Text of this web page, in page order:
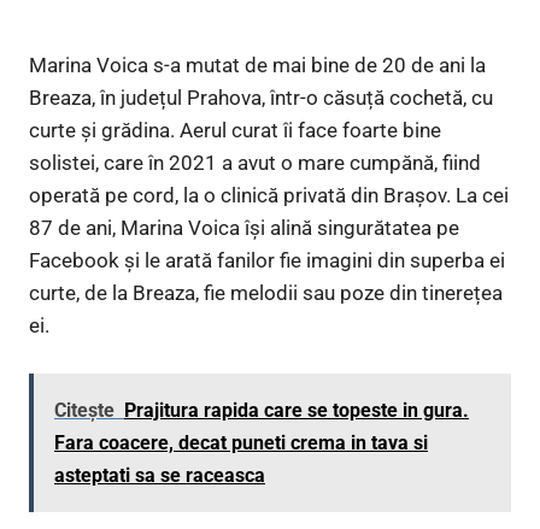
Marina Voica s-a mutat de mai bine de 20 de ani la
Breaza, în județul Prahova, într-o căsuță cochetă, cu
curte și grădina. Aerul curat îi face foarte bine
solistei, care în 2021 a avut o mare cumpănă, fiind
operată pe cord, la o clinică privată din Braşov. La cei
87 de ani, Marina Voica își alină singurătatea pe
Facebook și le arată fanilor fie imagini din superba ei
curte, de la Breaza, fie melodii sau poze din tinerețea
ei.
Citește Prajitura rapida care se topeste in gura.
Fara coacere, decat puneti crema in tava si
asteptati sa se raceasca